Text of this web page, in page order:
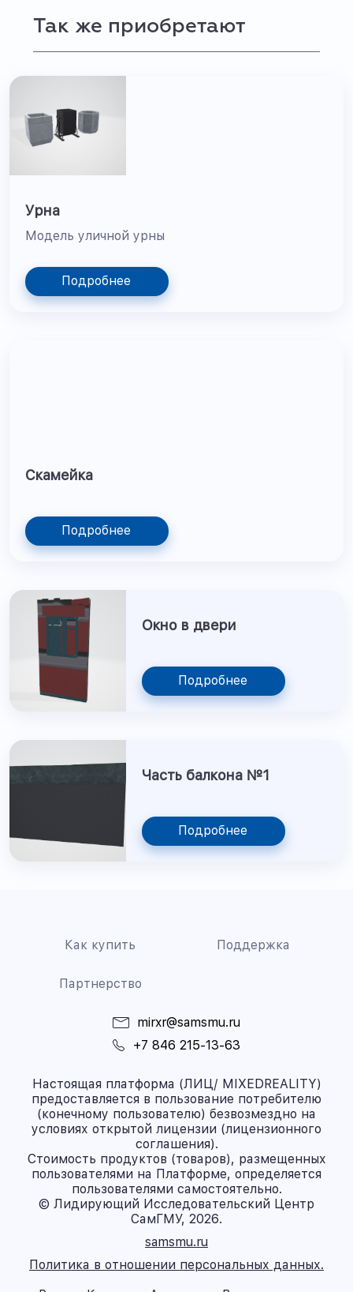
Так же приобретают
Урна
Модель уличной урны
Подробнее
Скамейка
Подробнее
Окно в двери
Подробнее
Часть балкона №1
Подробнее
Как купить Поддержка
Партнерство
mirxr@samsmu.ru
+7 846 215-13-63
Настоящая платформа (ЛИЦ/ MIXEDREALITY)
предоставляется в пользование потребителю
(конечному пользователю) безвозмездно на
условиях открытой лицензии (лицензионного
соглашения).
Стоимость продуктов (товаров), размещенных
пользователями на Платформе, определяется
пользователями самостоятельно.
© Лидирующий Исследовательский Центр
СамГМУ, 2026.
samsmu.ru
Политика в отношении персональных данных.